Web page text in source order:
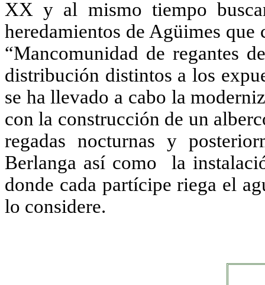
XX y al mismo tiempo
heredamientos de Agüimes
“Mancomunidad de regantes
distribución distintos a los
se ha llevado a cabo la
con la construcción de un
regadas nocturnas y
Berlanga así como la
donde cada partícipe riega el
lo considere.